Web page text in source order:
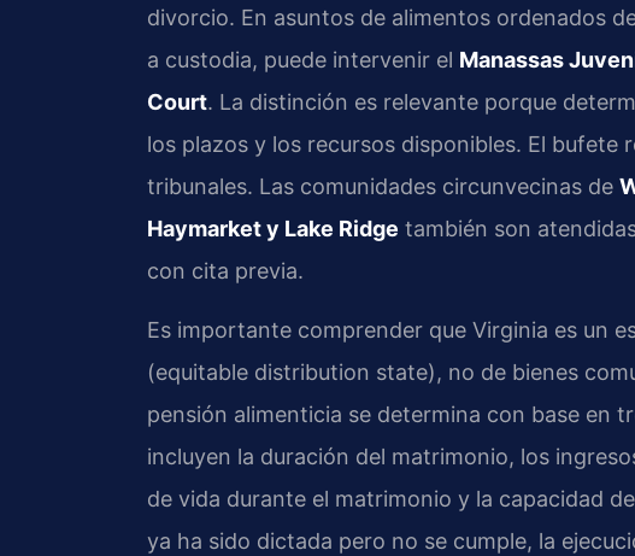
divorcio. En asuntos de alimentos ordenados
a custodia, puede intervenir el Manassas
Court. La distinción es relevante porque
los plazos y los recursos disponibles. El bufete
tribunales. Las comunidades circunvecinas de
Haymarket y Lake Ridge también son
con cita previa.
Es importante comprender que Virginia es un
(equitable distribution state), no de bienes
pensión alimenticia se determina con base en
incluyen la duración del matrimonio, los
de vida durante el matrimonio y la capacidad
ya ha sido dictada pero no se cumple, la